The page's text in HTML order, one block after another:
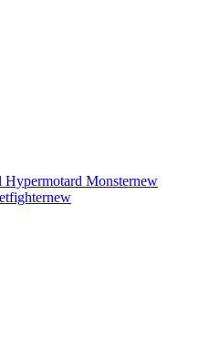
Hypermotard Monsternew
new